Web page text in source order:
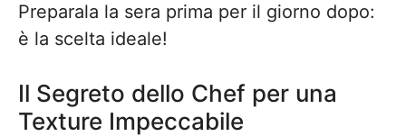
Preparala la sera prima per il giorno dopo:
è la scelta ideale!
Il Segreto dello Chef per una
Texture Impeccabile